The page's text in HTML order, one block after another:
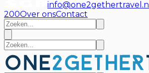
info@one2gethertravel.nl
200Over onsContact